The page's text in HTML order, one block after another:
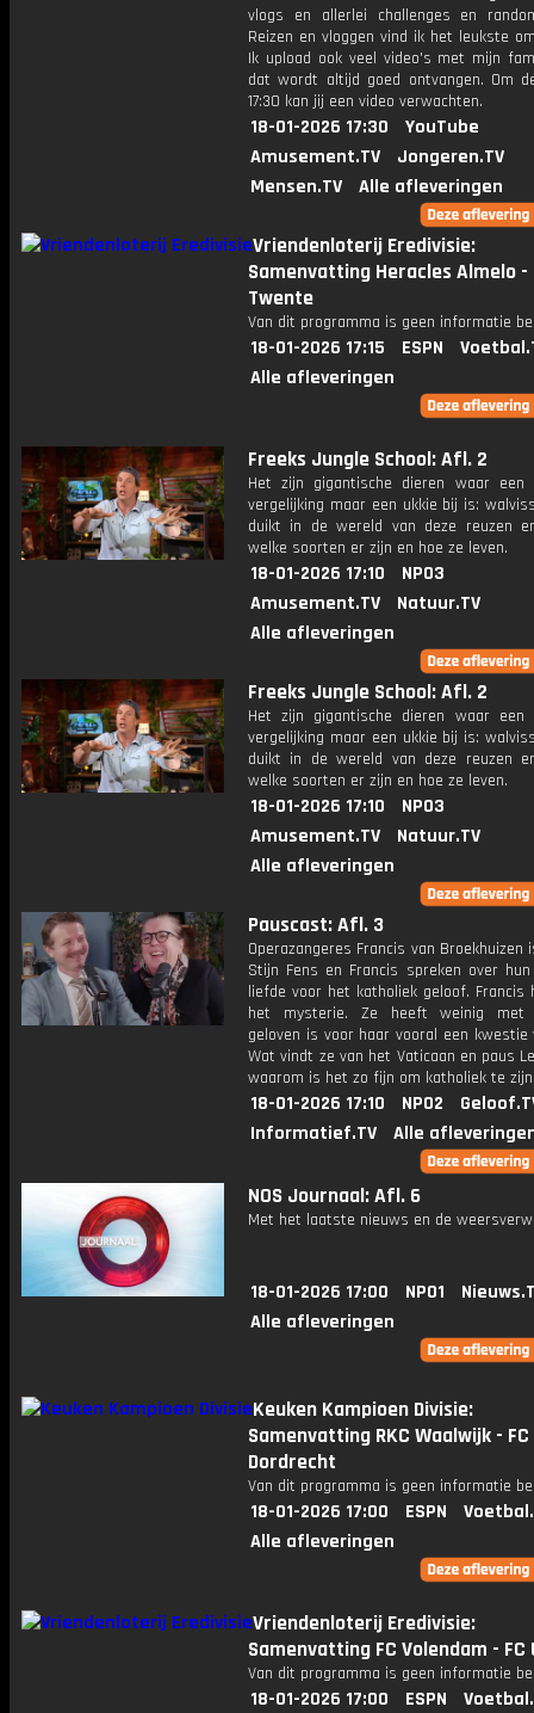
vlogs en allerlei challenges en
Reizen en vloggen vind ik het leukste
Ik upload ook veel video's met mijn
dat wordt altijd goed ontvangen. Om
17:30 kan jij een video verwachten.
18-01-2026 17:30
YouTube
Amusement.TV
Jongeren.TV
Mensen.TV
Alle afleveringen
Vriendenloterij Eredivisie:
Samenvatting Heracles Almelo -
Twente
Van dit programma is geen informatie
18-01-2026 17:15 ESPN
Alle afleveringen
Freeks Jungle School: Afl. 2
Het zijn gigantische dieren waar
vergelijking maar een ukkie bij is:
duikt in de wereld van deze reuzen
welke soorten er zijn en hoe ze leven.
18-01-2026 17:10
NPO3
Amusement.TV
Natuur.TV
Alle afleveringen
Freeks Jungle School: Afl. 2
Het zijn gigantische dieren waar
vergelijking maar een ukkie bij is:
duikt in de wereld van deze reuzen
welke soorten er zijn en hoe ze leven.
18-01-2026 17:10
NPO3
Amusement.TV
Natuur.TV
Alle afleveringen
Pauscast: Afl. 3
Operazangeres Francis van
Stijn Fens en Francis spreken over hun
liefde voor het katholiek geloof. Francis
het mysterie. Ze heeft weinig met
geloven is voor haar vooral een kwestie
Wat vindt ze van het Vaticaan en paus
waarom is het zo fijn om katholiek te
18-01-2026 17:10 NPO2
Informatief.TV
Alle
NOS Journaal: Afl. 6
Met het laatste nieuws en de
18-01-2026 17:00 NPO1
Alle afleveringen
Keuken Kampioen Divisie:
Samenvatting RKC Waalwijk - FC
Dordrecht
Van dit programma is geen informatie
18-01-2026 17:00 ESPN
Alle afleveringen
Vriendenloterij Eredivisie:
Samenvatting FC Volendam -
Van dit programma is geen informatie
18-01-2026 17:00 ESPN